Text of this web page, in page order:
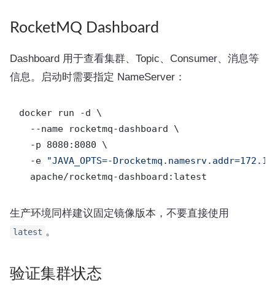
RocketMQ Dashboard
Dashboard 用于查看集群、Topic、Consumer、消息等
信息。启动时需要指定 NameServer：
docker run -d \
  --name rocketmq-dashboard \
  -p 8080:8080 \
  -e
"JAVA_OPTS=-
生产环境同样建议固定镜像版本，不要直接使用
latest 。
验证集群状态